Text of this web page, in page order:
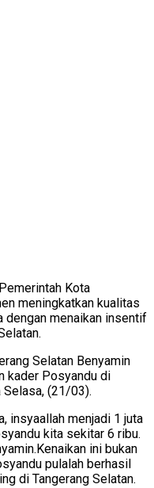
Kota
meningkatkan kualitas
dengan menaikan insentif
Selatan Benyamin
kader Posyandu di
Selasa, (21/03).
insyaallah menjadi 1 juta
kita sekitar 6 ribu.
Kenaikan ini bukan
pulalah berhasil
di Tangerang Selatan.